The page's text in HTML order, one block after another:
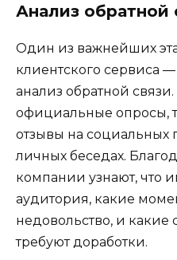
Анализ обратной
Один из важнейших
клиентского сервиса
анализ обратной
официальные опросы,
отзывы на социальных
личных беседах.
компании узнают, что
аудитория, какие
недовольство, и какие
требуют доработки.